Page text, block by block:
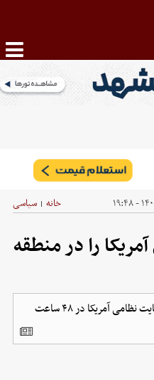
خانه | سیاسی
را در منطقه
به گزارش سی ان ان دستکم ۹ پایگاه یا سایت نظامی آمریکا در ۴۸ ساعت